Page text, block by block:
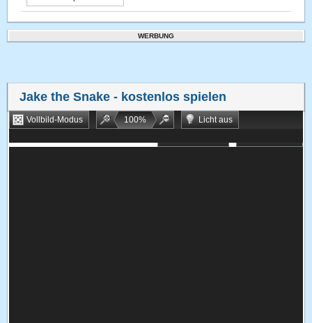
WERBUNG
Jake the Snake - kostenlos spielen
Vollbild-Modus 100%
Licht aus